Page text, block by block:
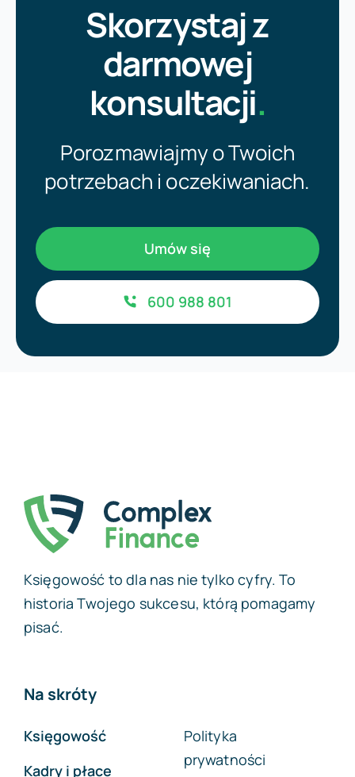
Skorzystaj z
darmowej
konsultacji.
Porozmawiajmy o Twoich
potrzebach i oczekiwaniach.
Umów się
600 988 801
Księgowość to dla nas nie tylko cyfry. To
historia Twojego sukcesu, którą pomagamy
pisać.
Na skróty
Księgowość
Kadry i płace
Polityka
prywatności